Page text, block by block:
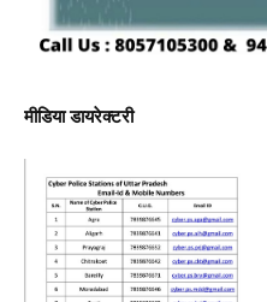
मीडिया डायरेक्टरी